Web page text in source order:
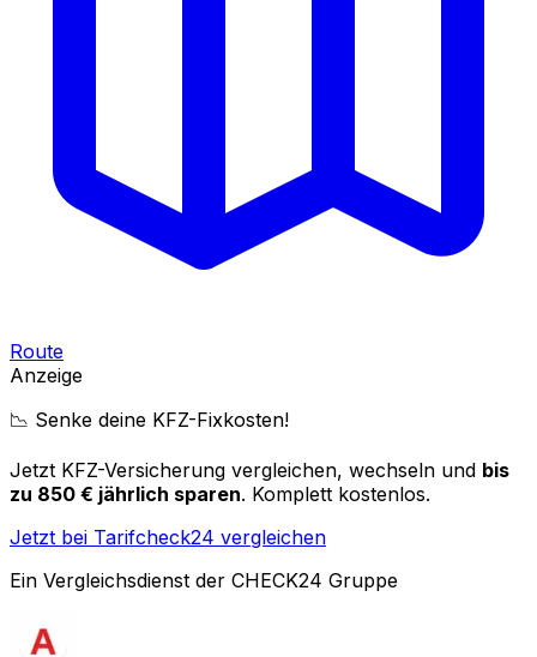
Route
Anzeige
📉 Senke deine KFZ-Fixkosten!
Jetzt KFZ-Versicherung vergleichen, wechseln und bis
zu 850 € jährlich sparen. Komplett kostenlos.
Jetzt bei Tarifcheck24 vergleichen
Ein Vergleichsdienst der CHECK24 Gruppe